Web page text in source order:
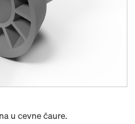
u cevne čaure.